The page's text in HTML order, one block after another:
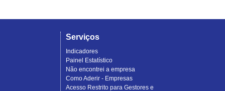
Serviços
Indicadores
Painel Estatístico
Não encontrei a empresa
Como Aderir - Empresas
Acesso Restrito para Gestores e